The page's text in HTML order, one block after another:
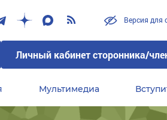
Версия для
Личный кабинет сторонника/
Мультимедиа